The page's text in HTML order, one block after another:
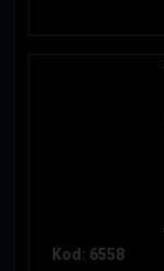
Kod: 6558